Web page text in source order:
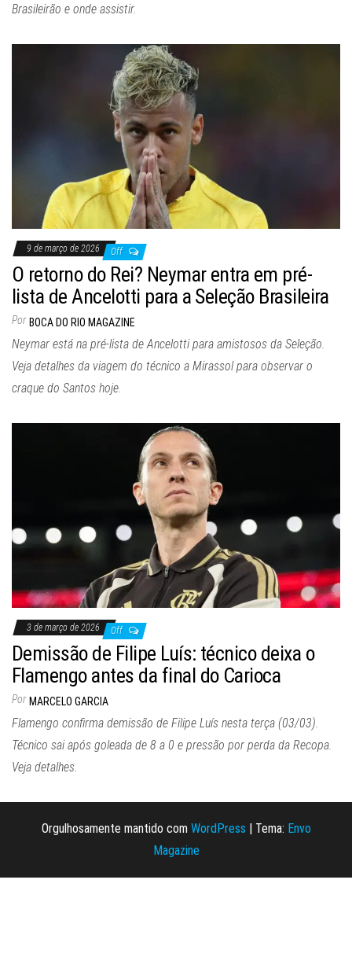
Brasileirão e onde assistir.
9 de março de 2026 Off
O retorno do Rei? Neymar entra em pré-
lista de Ancelotti para a Seleção Brasileira
Por BOCA DO RIO MAGAZINE
Neymar está na pré-lista de Ancelotti para amistosos da Seleção.
Veja detalhes da viagem do técnico a Mirassol para observar o
craque do Santos hoje.
3 de março de 2026 Off
Demissão de Filipe Luís: técnico deixa o
Flamengo antes da final do Carioca
Por MARCELO GARCIA
Flamengo confirma demissão de Filipe Luís nesta terça (03/03).
Técnico sai após goleada de 8 a 0 e pressão por perda da Recopa.
Veja detalhes.
Orgulhosamente mantido com WordPress | Tema: Envo
Magazine